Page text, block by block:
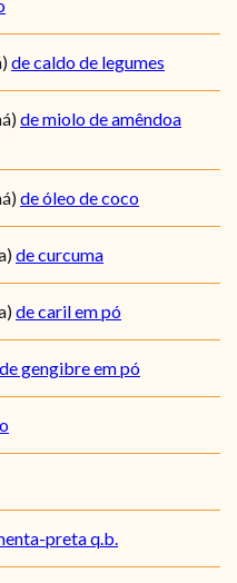
de caldo de legumes
de miolo de amêndoa
de óleo de coco
de curcuma
de caril em pó
de gengibre em pó
preta q.b.